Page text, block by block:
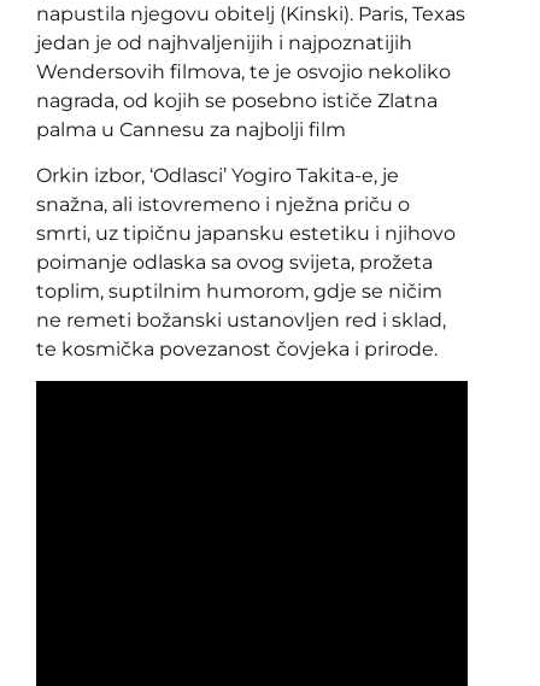
napustila njegovu obitelj (Kinski). Paris, Texas
jedan je od najhvaljenijih i najpoznatijih
Wendersovih filmova, te je osvojio nekoliko
nagrada, od kojih se posebno ističe Zlatna
palma u Cannesu za najbolji film
Orkin izbor, ‘Odlasci’ Yogiro Takita-e, je
snažna, ali istovremeno i nježna priču o
smrti, uz tipičnu japansku estetiku i njihovo
poimanje odlaska sa ovog svijeta, prožeta
toplim, suptilnim humorom, gdje se ničim
ne remeti božanski ustanovljen red i sklad,
te kosmička povezanost čovjeka i prirode.